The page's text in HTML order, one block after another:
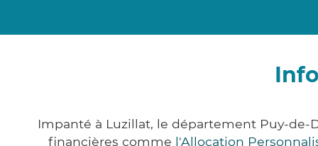
Impanté à Luzillat, le département Puy-de-
financières comme l'Allocation